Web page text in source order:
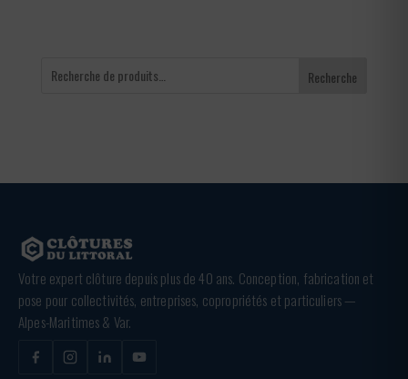
Recherche
Votre expert clôture depuis plus de 40 ans. Conception, fabrication et
pose pour collectivités, entreprises, copropriétés et particuliers —
Alpes-Maritimes & Var.